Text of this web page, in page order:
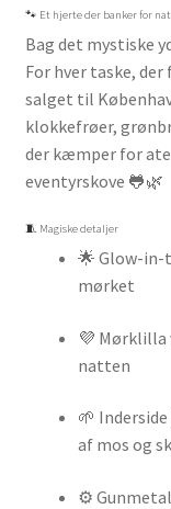
🐾 Et hjerte der banker for
Bag det mystiske
For hver taske,
salget til
klokkefrøer,
der kæmper for
eventyrskove 🐸🌿
🧵 Magiske detaljer
🌟 Glow-in-
mørket
💜 Mørklilla
natten
🌱
af mos og
⚙️